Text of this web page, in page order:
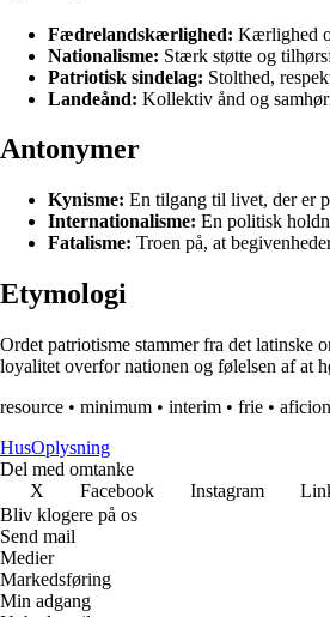
Fædrelandskærlighed: Kærlighed
Nationalisme: Stærk støtte og
Patriotisk sindelag: Stolthed,
Landeånd: Kollektiv ånd og
Antonymer
Kynisme: En tilgang til livet, der er
Internationalisme: En politisk
Fatalisme: Troen på, at
Etymologi
Ordet patriotisme stammer fra det latinske
loyalitet overfor nationen og følelsen af at
resource • minimum • interim • frie •
HusOplysning
Del med omtanke
X
Facebook Instagram
Bliv klogere på os
Send mail
Medier
Markedsføring
Min adgang